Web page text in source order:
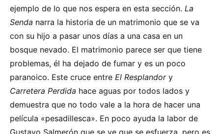
ejemplo de lo que nos espera en esta sección. La
Senda narra la historia de un matrimonio que se va
con su hijo a pasar unos días a una casa en un
bosque nevado. El matrimonio parece ser que tiene
problemas, él ha dejado de fumar y es un poco
paranoico. Este cruce entre El Resplandor y
Carretera Perdida hace aguas por todos lados y
demuestra que no todo vale a la hora de hacer una
película «pesadillesca». En poco ayuda la labor de
Gustavo Salmerón que se ve que se esfuerza, pero es